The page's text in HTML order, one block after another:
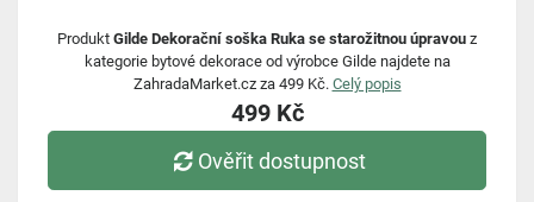
Produkt Gilde Dekorační soška Ruka se starožitnou úpravou z
kategorie bytové dekorace od výrobce Gilde najdete na
ZahradaMarket.cz za 499 Kč. Celý popis
499 Kč
Ověřit dostupnost